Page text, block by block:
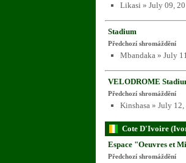
Likasi » July 09,
Stadium
Předchozí shromáždění
Mbandaka » July
VELODROME
Předchozí shromáždění
Kinshasa » July
Cote D'Ivoire
Espace "Oeuvres et
Předchozí shromáždění